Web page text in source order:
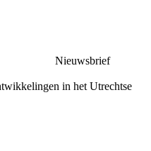
Nieuwsbrief
in het Utrechtse